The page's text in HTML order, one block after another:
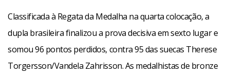
Classificada à Regata da Medalha na quarta colocação, a
dupla brasileira finalizou a prova decisiva em sexto lugar e
somou 96 pontos perdidos, contra 95 das suecas Therese
Torgersson/Vandela Zahrisson. As medalhistas de bronze